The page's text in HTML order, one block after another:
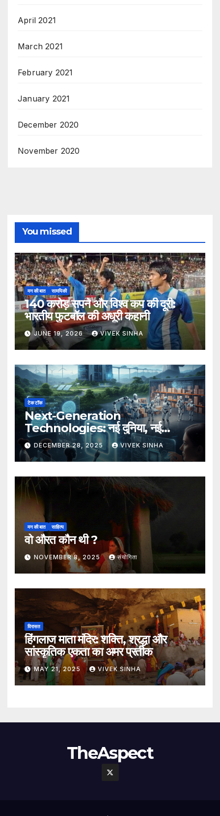
April 2021
March 2021
February 2021
January 2021
December 2020
November 2020
You missed
मन की बात सामयिकी
140 करोड़ सपने और विश्व कप की दूरी:
भारतीय फुटबॉल की अधूरी कहानी
JUNE 19, 2026 VIVEK SINHA
टेक टॉक
Next-Generation
Technologies: नई दुनिया, नई
संभावनाएँ, नया भविष्य
DECEMBER 28, 2025 VIVEK SINHA
मन की बात साहित्य
वो औरत कौन थी ?
NOVEMBER 8, 2025 संयोगिता
विरासत
हिंगलाज माता मंदिर: शक्ति, श्रद्धा और
सांस्कृतिक एकता का अमर प्रतीक
MAY 21, 2025 VIVEK SINHA
TheAspect